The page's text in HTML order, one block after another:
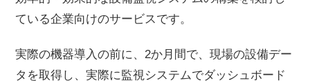
ている企業向けのサービスです。
実際の機器導入の前に、2か月間で、現場の設備デー
タを取得し、実際に監視システムでダッシュボード